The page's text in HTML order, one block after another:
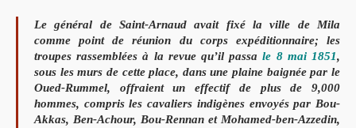
Le général de Saint-Arnaud avait fixé la ville de Mila
commepoint de réunion du corps expéditionnaire; les
troupes rassemblées à la revue qu’il passale 8 mai 1851,
sous les murs de cette place, dans une plaine baignée par le
Oued-Rummel, offraient un effectif de plus de 9,000
hommes, compris les cavaliers indigènes envoyés par Bou-
Akkas, Ben-Achour, Bou-Rennan et Mohamed-ben-Azzedin,